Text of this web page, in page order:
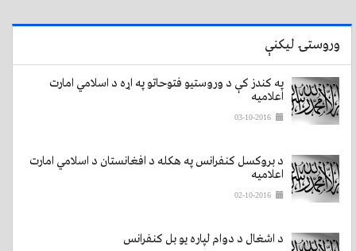
وروستۍ لیکنې
په کندز کې د وروستیو فتوحاتو په اړه د اسلامي امارت
اعلامیه
03-10-2016
د بروکسل کنفرانس په هکله د افغانستان د اسلامي امارت
اعلامیه
02-10-2016
د اشغال د دوام لپاره یو بل کنفرانس